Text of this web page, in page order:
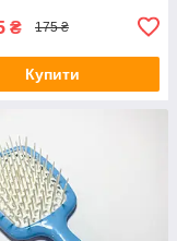
₴ 175 ₴
Купити